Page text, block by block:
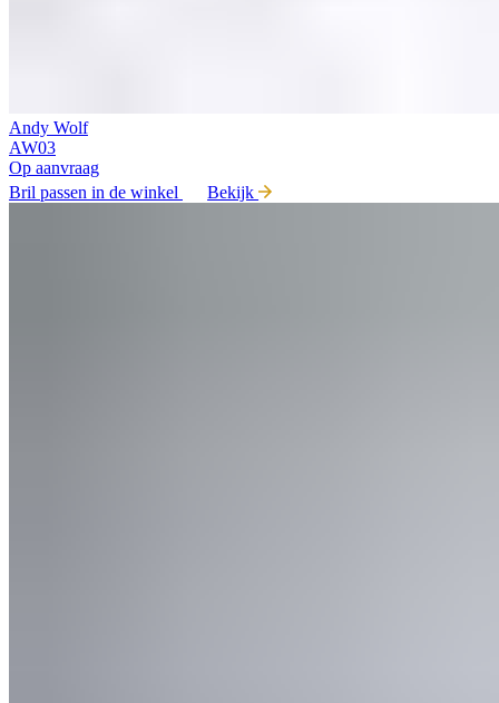
Andy Wolf
AW03
Op aanvraag
Bril passen in de winkel
Bekijk